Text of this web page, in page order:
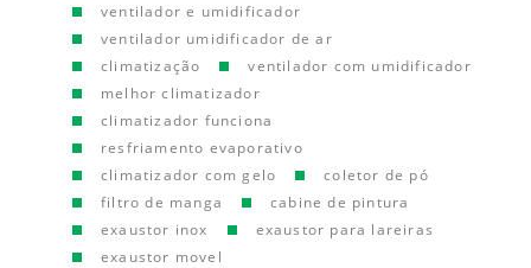
ventilador e umidificador
ventilador umidificador de ar
climatização
ventilador com umidificador
melhor climatizador
climatizador funciona
resfriamento evaporativo
climatizador com gelo
coletor de pó
filtro de manga
cabine de pintura
exaustor inox
exaustor para lareiras
exaustor movel